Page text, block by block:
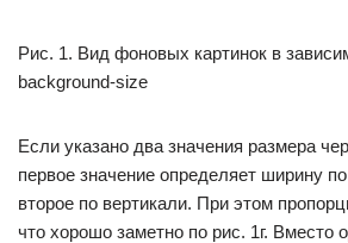
Рис. 1. Вид фоновых картинок в
background-size
Если указано два значения размера
первое значение определяет ширину
второе по вертикали. При этом
что хорошо заметно по рис. 1г. Вместо